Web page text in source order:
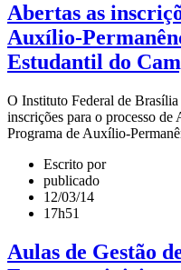
Abertas as
Auxílio-
Estudantil do
O Instituto Federal de
inscrições para o processo
Programa de Auxílio-
Escrito por
publicado
12/03/14
17h51
Aulas de Gestão